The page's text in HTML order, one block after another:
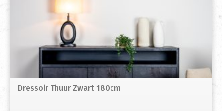
Dressoir Thuur Zwart 180cm